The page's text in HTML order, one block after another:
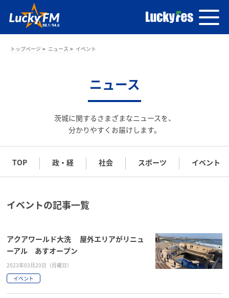
トップページ ニュース イベント
ニュース
茨城に関するさまざまなニュースを、
分かりやすくお届けします。
TOP 政・経 社会 スポーツ イベント
イベントの記事一覧
アクアワールド大洗 屋外エリアがリニュ
ーアル あすオープン
2023年03月20日（月曜日）
イベント